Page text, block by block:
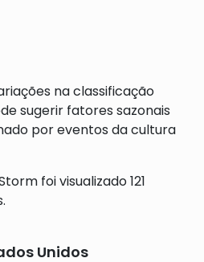
na classificação
sugerir fatores sazonais
por eventos da cultura
foi visualizado 121
Unidos